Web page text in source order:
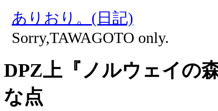
ありおり。(日記)
Sorry,TAWAGOTO only.
DPZ上『ノルウェイの
な点